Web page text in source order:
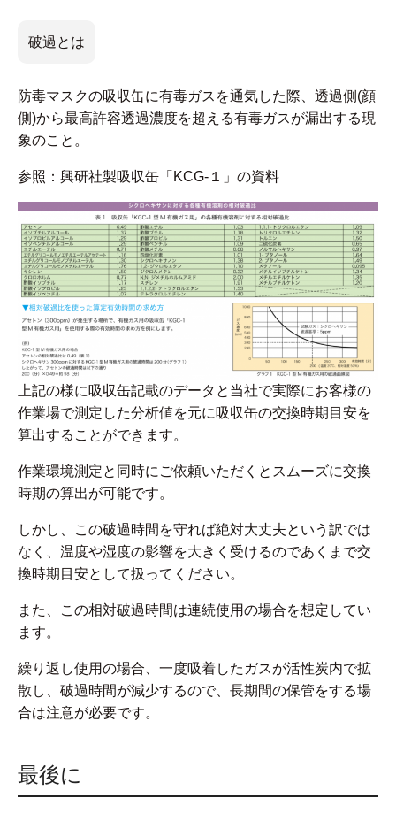
破過とは
防毒マスクの吸収缶に有毒ガスを通気した際、透過側(顔
側)から最高許容透過濃度を超える有毒ガスが漏出する現
象のこと。
参照：興研社製吸収缶「KCG-１」の資料
上記の様に吸収缶記載のデータと当社で実際にお客様の
作業場で測定した分析値を元に吸収缶の交換時期目安を
算出することができます。
作業環境測定と同時にご依頼いただくとスムーズに交換
時期の算出が可能です。
しかし、この破過時間を守れば絶対大丈夫という訳では
なく、温度や湿度の影響を大きく受けるのであくまで交
換時期目安として扱ってください。
また、この相対破過時間は連続使用の場合を想定してい
ます。
繰り返し使用の場合、一度吸着したガスが活性炭内で拡
散し、破過時間が減少するので、長期間の保管をする場
合は注意が必要です。
最後に